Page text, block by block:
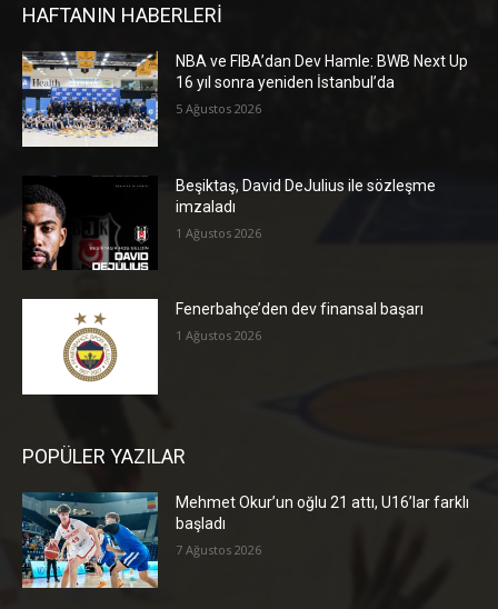
HAFTANIN HABERLERİ
NBA ve FIBA’dan Dev Hamle: BWB Next Up
16 yıl sonra yeniden İstanbul’da
5 Ağustos 2026
Beşiktaş, David DeJulius ile sözleşme
imzaladı
1 Ağustos 2026
Fenerbahçe’den dev finansal başarı
1 Ağustos 2026
POPÜLER YAZILAR
Mehmet Okur’un oğlu 21 attı, U16’lar farklı
başladı
7 Ağustos 2026